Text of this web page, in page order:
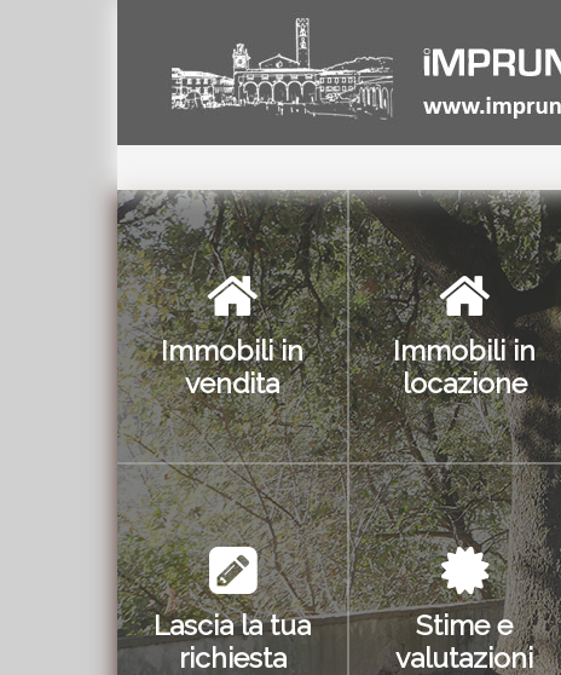
Immobili in
vendita
Immobili in
locazione
Lascia la tua
richiesta
Stime e
valutazioni